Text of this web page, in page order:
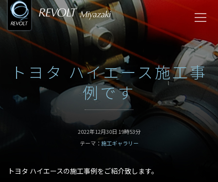
トヨタ ハイエース施工事
例です
2022年12月30日 19時53分
テーマ： 施工ギャラリー
トヨタ ハイエースの施工事例をご紹介致します。